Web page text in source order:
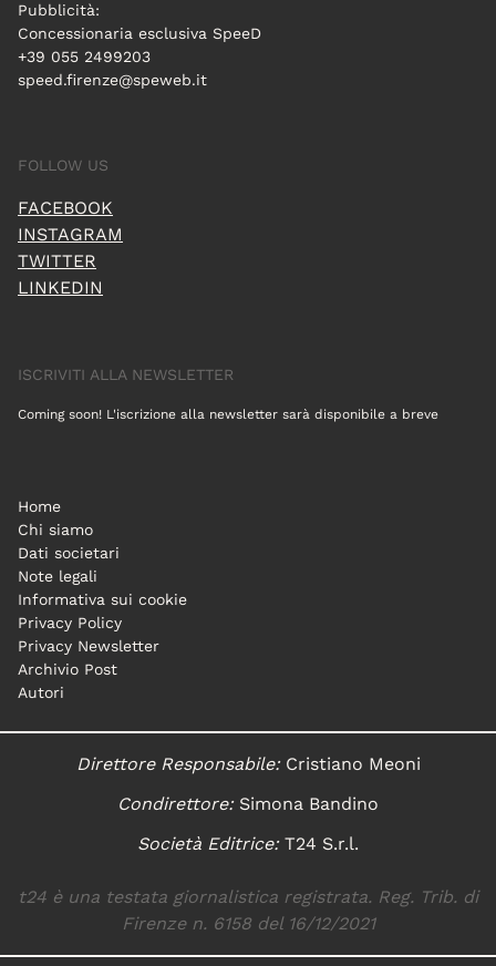
Pubblicità:
Concessionaria esclusiva SpeeD
+39 055 2499203
speed.firenze@speweb.it
FOLLOW US
FACEBOOK
INSTAGRAM
TWITTER
LINKEDIN
ISCRIVITI ALLA NEWSLETTER
Coming soon! L'iscrizione alla newsletter sarà disponibile a breve
Home
Chi siamo
Dati societari
Note legali
Informativa sui cookie
Privacy Policy
Privacy Newsletter
Archivio Post
Autori
Direttore Responsabile:Cristiano Meoni
Condirettore:Simona Bandino
Società Editrice:T24 S.r.l.
t24 è una testata giornalistica registrata. Reg. Trib. di
Firenze n. 6158 del 16/12/2021